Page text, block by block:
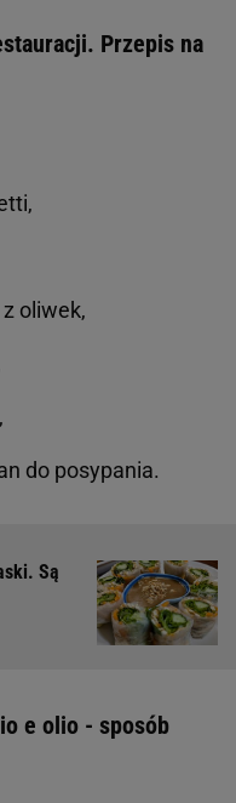
Przepis na
oliwek,
do posypania.
Są
e olio - sposób